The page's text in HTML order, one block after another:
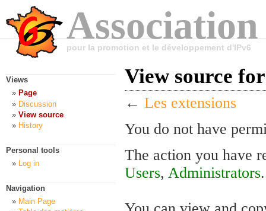
pour la promotion et le développement d'IPv6
View source
← Les extensions
You do not have
The action you have
Users, Administrators.
Views
Page
Discussion
View source
History
Personal tools
Log in
Navigation
Main Page